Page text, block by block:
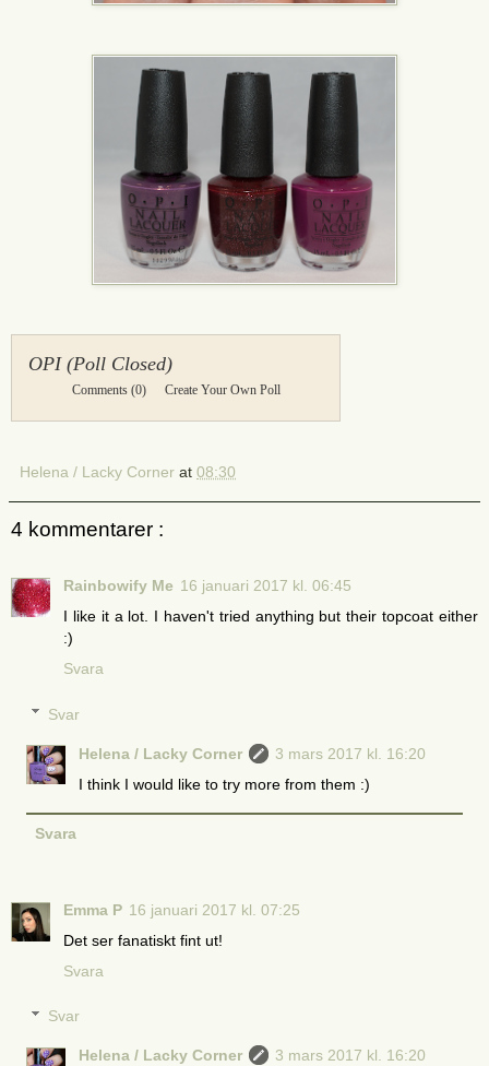
OPI (Poll Closed)
Comments (0) Create Your Own Poll
Helena / Lacky Corner at 08:30
4 kommentarer :
Rainbowify Me 16 januari 2017 kl. 06:45
I like it a lot. I haven't tried anything but their topcoat either
:)
Svara
Svar
Helena / Lacky Corner
3 mars 2017 kl. 16:20
I think I would like to try more from them :)
Svara
Emma P 16 januari 2017 kl. 07:25
Det ser fanatiskt fint ut!
Svara
Svar
Helena / Lacky Corner
3 mars 2017 kl. 16:20